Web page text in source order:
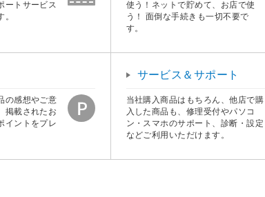
ートサービス
使う！ネットで貯めて、お店で使
う！ 面倒な手続きも一切不要で
す。
の感想やご意
掲載されたお
イントをプレ
サービス＆サポート
当社購入商品はもちろん、他店で購
入した商品も、修理受付やパソコ
ン・スマホのサポート、診断・設定
などご利用いただけます。